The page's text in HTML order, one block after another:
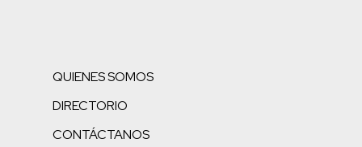
QUIENES SOMOS
DIRECTORIO
CONTÁCTANOS